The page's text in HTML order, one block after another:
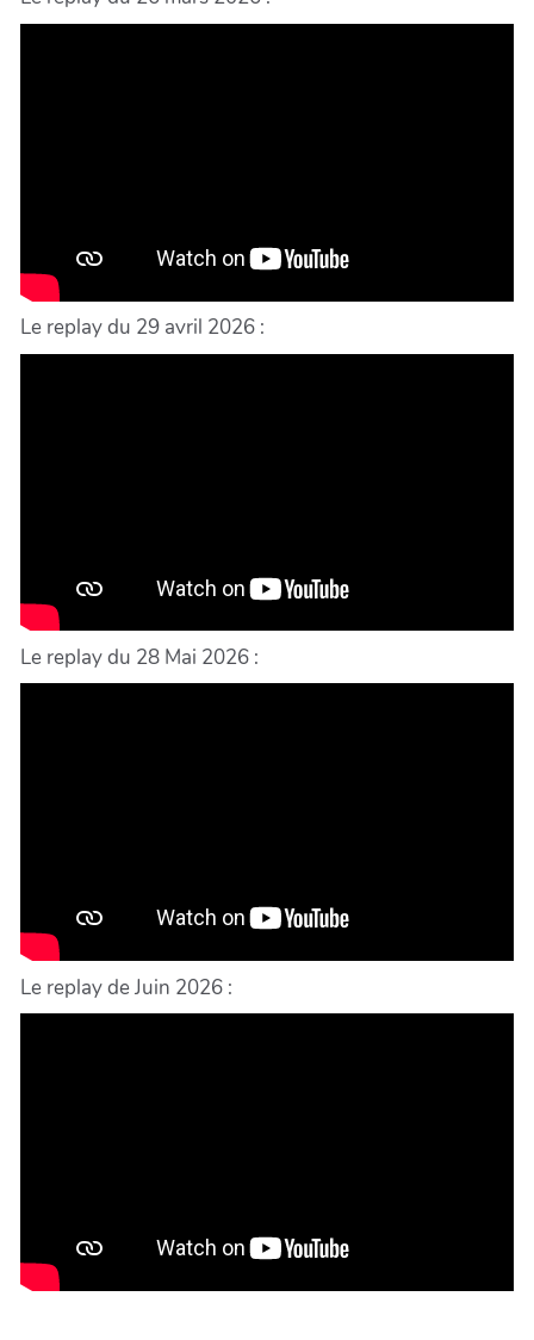
Le replay du 29 avril 2026 :
Le replay du 28 Mai 2026 :
Le replay de Juin 2026 :